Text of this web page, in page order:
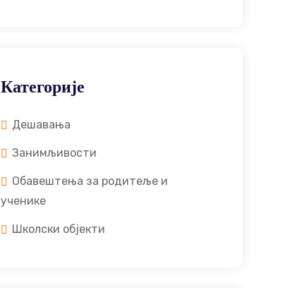
Категорије
Дешавања
Занимљивости
Обавештења за родитеље и
ученике
Школски објекти